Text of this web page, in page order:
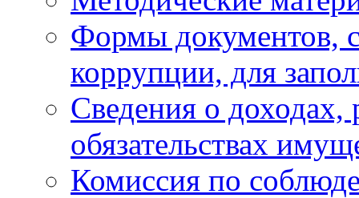
Формы документов,
коррупции, для
Сведения о доходах,
обязательствах
Комиссия по